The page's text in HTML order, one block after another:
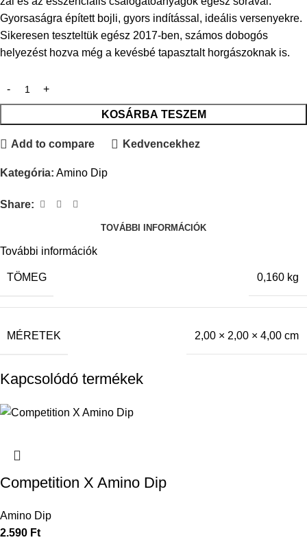
Gyorsaságra épített bojli, gyors indítással, ideális versenyekre.
Sikeresen teszteltük egész 2017-ben, számos dobogós
helyezést hozva még a kevésbé tapasztalt horgászoknak is.
KOSÁRBA TESZEM
Add to compare Kedvencekhez
Kategória: Amino Dip
Share:
TOVÁBBI INFORMÁCIÓK
További információk
TÖMEG 0,160 kg
MÉRETEK 2,00 × 2,00 × 4,00 cm
Kapcsolódó termékek
Competition X Amino Dip
Amino Dip
2.590 Ft